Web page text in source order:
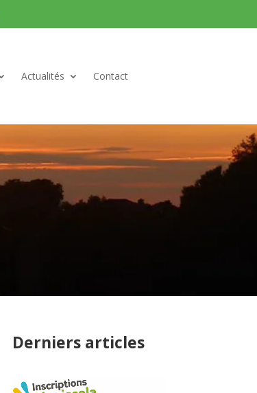
Actualités Contact
Derniers articles